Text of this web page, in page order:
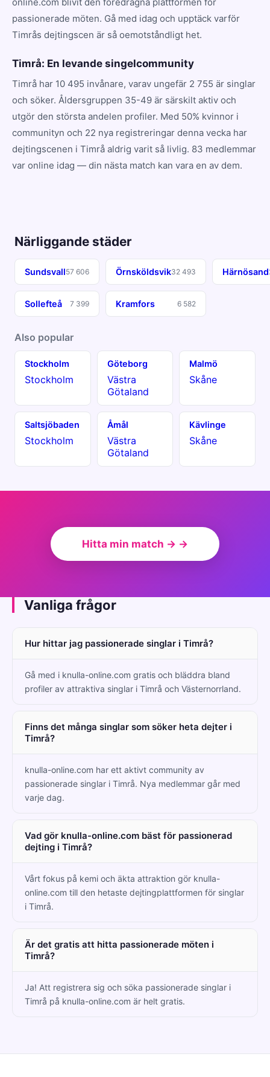
passionerade möten. Gå med idag och upptäck varför
Timrås dejtingscen är så oemotståndligt het.
Timrå: En levande singelcommunity
Timrå har 10 495 invånare, varav ungefär 2 755 är singlar
och söker. Åldersgruppen 35-49 är särskilt aktiv och
utgör den största andelen profiler. Med 50% kvinnor i
communityn och 22 nya registreringar denna vecka har
dejtingscenen i Timrå aldrig varit så livlig. 83 medlemmar
var online idag — din nästa match kan vara en av dem.
Närliggande städer
Sundsvall57 606 Örnsköldsvik32 493 Härnösand
Sollefteå 7 399 Kramfors 6 582
Also popular
Stockholm
Stockholm
Göteborg
Västra
Götaland
Malmö
Skåne
Saltsjöbaden
Stockholm
Åmål
Västra
Götaland
Kävlinge
Skåne
Hitta min match → →
Vanliga frågor
Hur hittar jag passionerade singlar i Timrå?
Gå med i knulla-online.com gratis och bläddra bland
profiler av attraktiva singlar i Timrå och Västernorrland.
Finns det många singlar som söker heta dejter i
Timrå?
knulla-online.com har ett aktivt community av
passionerade singlar i Timrå. Nya medlemmar går med
varje dag.
Vad gör knulla-online.com bäst för passionerad
dejting i Timrå?
Vårt fokus på kemi och äkta attraktion gör knulla-
online.com till den hetaste dejtingplattformen för singlar
i Timrå.
Är det gratis att hitta passionerade möten i
Timrå?
Ja! Att registrera sig och söka passionerade singlar i
Timrå på knulla-online.com är helt gratis.